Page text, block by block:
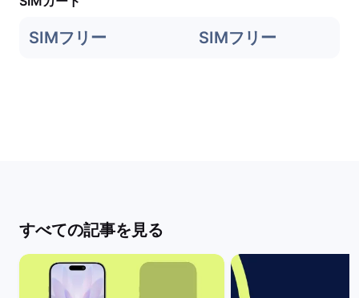
SIMフリー SIMフリー
すべての記事を見る